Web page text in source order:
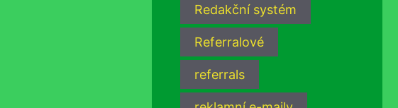
Redakční systém
Referralové
referrals